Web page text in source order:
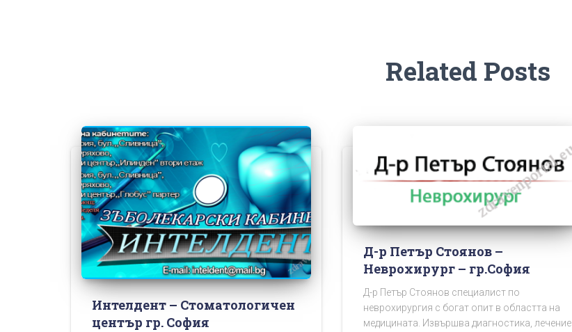
Related Posts
Интелдент – Стоматологичен
център гр. София
Д-р Петър Стоянов –
Неврохирург – гр.София
Д-р Петър Стоянов специалист по
неврохирургия с богат опит в областта на
медицината. Извършва диагностика, лечение